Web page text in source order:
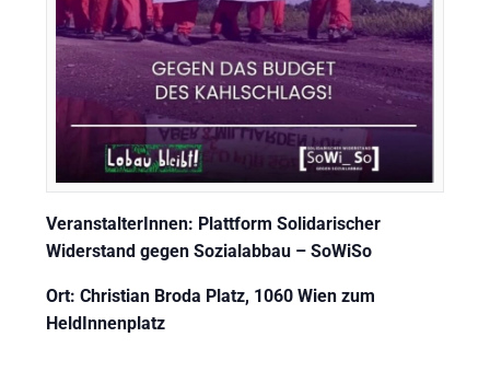
VeranstalterInnen: Plattform Solidarischer
Widerstand gegen Sozialabbau – SoWiSo
Ort: Christian Broda Platz, 1060 Wien zum
HeldInnenplatz